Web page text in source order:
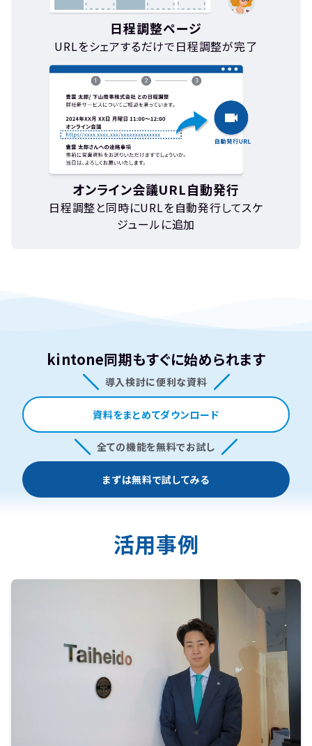
日程調整ページ
URLをシェアするだけで日程調整が完了
オンライン会議URL自動発行
日程調整と同時にURLを自動発行してスケ
ジュールに追加
kintone同期もすぐに始められます
導入検討に便利な資料
資料をまとめてダウンロード
全ての機能を無料でお試し
まずは無料で試してみる
活用事例